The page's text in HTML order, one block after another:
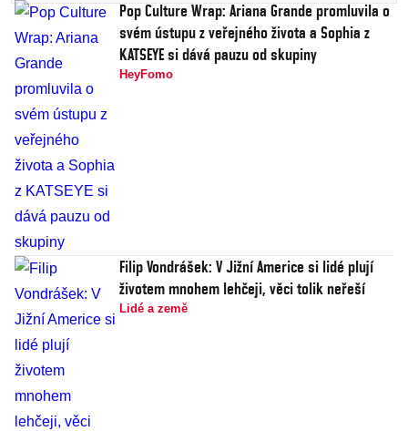
Pop Culture Wrap: Ariana Grande promluvila o
svém ústupu z veřejného života a Sophia z
KATSEYE si dává pauzu od skupiny
HeyFomo
Filip Vondrášek: V Jižní Americe si lidé plují
životem mnohem lehčeji, věci tolik neřeší
Lidé a země